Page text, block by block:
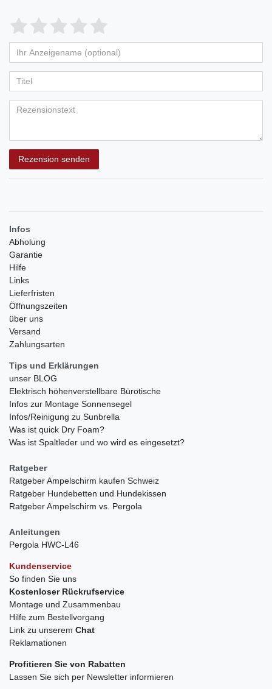
Bewertungssterne
von
5
Bewertungssternen
4
von
5
Bewertungssternen
3
von
5
Bewertungssternen
2
von
5
Bewertungssternen
1
von
5
Bewertungssternen
Anzeigename
(optional)
Rezension senden
Infos
Abholung
Garantie
Hilfe
Links
Lieferfristen
Öffnungszeiten
über uns
Versand
Zahlungsarten
Tips und Erklärungen
unser BLOG
Elektrisch höhenverstellbare Bürotische
Infos zur Montage Sonnensegel
Infos/Reinigung zu Sunbrella
Was ist quick Dry Foam?
Was ist Spaltleder und wo wird es eingesetzt?
Ratgeber
Ratgeber Ampelschirm kaufen Schweiz
Ratgeber Hundebetten und Hundekissen
Ratgeber Ampelschirm vs. Pergola
Anleitungen
Pergola HWC-L46
Kundenservice
So finden Sie uns
Kostenloser Rückrufservice
Montage und Zusammenbau
Hilfe zum Bestellvorgang
Link zu unserem Chat
Reklamationen
Profitieren Sie von Rabatten
Lassen Sie sich per Newsletter informieren